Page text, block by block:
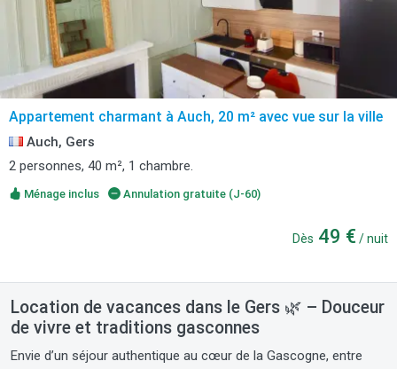
Appartement charmant à Auch, 20 m² avec vue sur la ville
Auch, Gers
2 personnes, 40 m², 1 chambre.
Ménage inclus Annulation gratuite (J-60)
Dès 49 € / nuit
Location de vacances dans le Gers 🌿 – Douceur
de vivre et traditions gasconnes
Envie d’un séjour authentique au cœur de la Gascogne, entre